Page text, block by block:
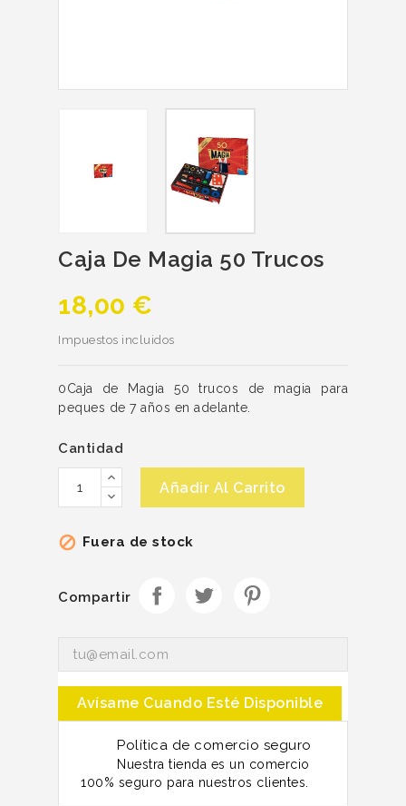
Caja De Magia 50 Trucos
18,00 €
Impuestos incluidos
0Caja de Magia 50 trucos de magia para
peques de 7 años en adelante.
Cantidad
Añadir Al Carrito
 Fuera de stock
Compartir
Avísame Cuando Esté Disponible
Política de comercio seguro
Nuestra tienda es un comercio
100% seguro para nuestros clientes.